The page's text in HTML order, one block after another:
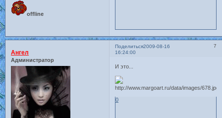
offline
Поделиться 7
2009-08-16
16:24:00
Ангел
Администратор
И это...
0